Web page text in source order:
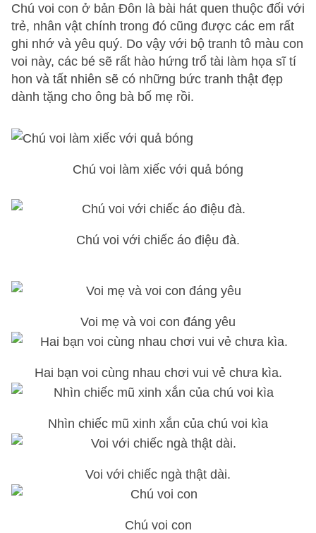
Chú voi con ở bản Đôn là bài hát quen thuộc đối với
trẻ, nhân vật chính trong đó cũng được các em rất
ghi nhớ và yêu quý. Do vậy với bộ tranh tô màu con
voi này, các bé sẽ rất hào hứng trổ tài làm họa sĩ tí
hon và tất nhiên sẽ có những bức tranh thật đẹp
dành tặng cho ông bà bố mẹ rồi.
Chú voi làm xiếc với quả bóng
Chú voi với chiếc áo điệu đà.
Voi mẹ và voi con đáng yêu
Hai bạn voi cùng nhau chơi vui vẻ chưa kìa.
Nhìn chiếc mũ xinh xắn của chú voi kìa
Voi với chiếc ngà thật dài.
Chú voi con